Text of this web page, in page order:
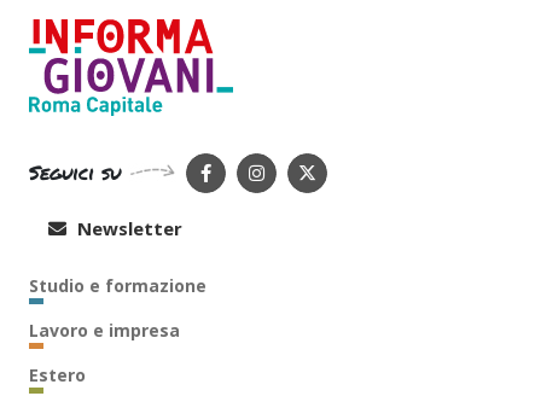
Seguici su
Newsletter
Studio e formazione
Lavoro e impresa
Estero